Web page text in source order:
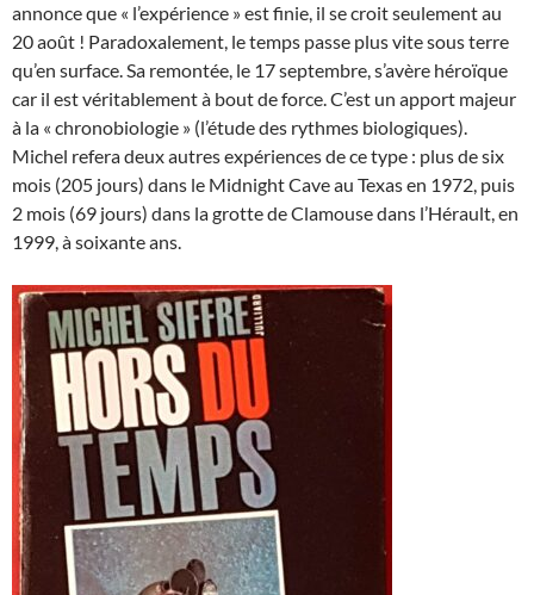
annonce que « l’expérience » est finie, il se croit seulement au
20 août ! Paradoxalement, le temps passe plus vite sous terre
qu’en surface. Sa remontée, le 17 septembre, s’avère héroïque
car il est véritablement à bout de force. C’est un apport majeur
à la « chronobiologie » (l’étude des rythmes biologiques).
Michel refera deux autres expériences de ce type : plus de six
mois (205 jours) dans le Midnight Cave au Texas en 1972, puis
2 mois (69 jours) dans la grotte de Clamouse dans l’Hérault, en
1999, à soixante ans.